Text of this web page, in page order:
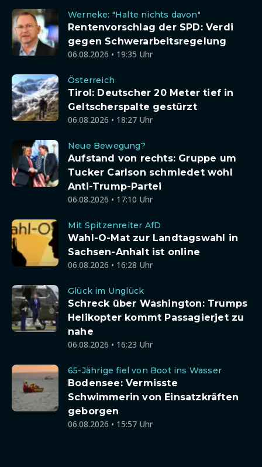
Werneke: "Halte nichts davon"
Rentenvorschlag der SPD: Verdi
gegen Schwerarbeitsregelung
06.08.2026 • 19:35 Uhr
Österreich
Tirol: Deutscher 20 Meter tief in
Geltscherspalte gestürzt
06.08.2026 • 18:27 Uhr
Neue Bewegung?
Aufstand von rechts: Gruppe um
Tucker Carlson schmiedet wohl
Anti-Trump-Partei
06.08.2026 • 17:10 Uhr
Mit Spitzenreiter AfD
Wahl-O-Mat zur Landtagswahl in
Sachsen-Anhalt ist online
06.08.2026 • 16:28 Uhr
Glück im Unglück
Schreck über Washington: Trumps
Helikopter kommt Passagierjet zu
nahe
06.08.2026 • 16:23 Uhr
65-Jährige fiel von Boot ins Wasser
Bodensee: Vermisste
Schwimmerin von Einsatzkräften
geborgen
06.08.2026 • 15:57 Uhr